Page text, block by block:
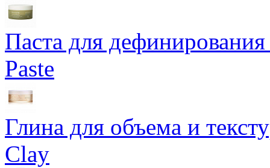
Паста для
Paste
Глина для объема и
Clay